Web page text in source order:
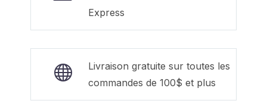
Express
Livraison gratuite sur toutes les
commandes de 100$ et plus